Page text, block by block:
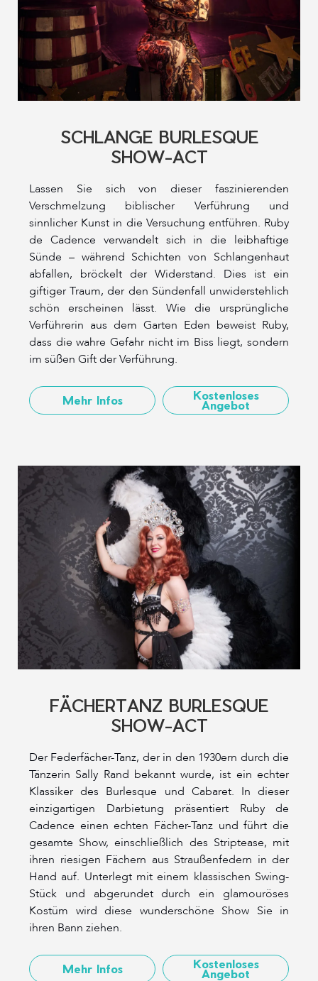
SCHLANGE BURLESQUE
SHOW-ACT
Lassen Sie sich von dieser faszinierenden
Verschmelzung biblischer Verführung und
sinnlicher Kunst in die Versuchung entführen. Ruby
de Cadence verwandelt sich in die leibhaftige
Sünde – während Schichten von Schlangenhaut
abfallen, bröckelt der Widerstand. Dies ist ein
giftiger Traum, der den Sündenfall unwiderstehlich
schön erscheinen lässt. Wie die ursprüngliche
Verführerin aus dem Garten Eden beweist Ruby,
dass die wahre Gefahr nicht im Biss liegt, sondern
im süßen Gift der Verführung.
Mehr Infos Kostenloses
Angebot
FÄCHERTANZ BURLESQUE
SHOW-ACT
Der Federfächer-Tanz, der in den 1930ern durch die
Tänzerin Sally Rand bekannt wurde, ist ein echter
Klassiker des Burlesque und Cabaret. In dieser
einzigartigen Darbietung präsentiert Ruby de
Cadence einen echten Fächer-Tanz und führt die
gesamte Show, einschließlich des Striptease, mit
ihren riesigen Fächern aus Straußenfedern in der
Hand auf. Unterlegt mit einem klassischen Swing-
Stück und abgerundet durch ein glamouröses
Kostüm wird diese wunderschöne Show Sie in
ihren Bann ziehen.
Mehr Infos Kostenloses
Angebot